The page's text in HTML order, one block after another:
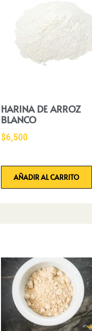
HARINA DE ARROZ
BLANCO
$6,500
AÑADIR AL CARRITO